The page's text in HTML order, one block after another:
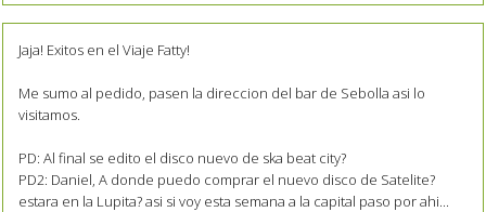
Jaja! Exitos en el Viaje Fatty!
Me sumo al pedido, pasen la direccion del bar de Sebolla asi lo
visitamos.
PD: Al final se edito el disco nuevo de ska beat city?
PD2: Daniel, A donde puedo comprar el nuevo disco de Satelite?
estara en la Lupita? asi si voy esta semana a la capital paso por ahi...